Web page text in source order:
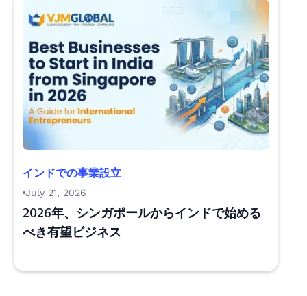
インドでの事業設立
July 21, 2026
2026年、シンガポールからインドで始める
べき有望ビジネス